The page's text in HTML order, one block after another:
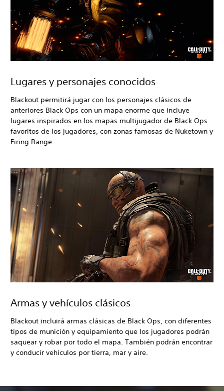
Lugares y personajes conocidos
Blackout permitirá jugar con los personajes clásicos de
anteriores Black Ops con un mapa enorme que incluye
lugares inspirados en los mapas multijugador de Black Ops
favoritos de los jugadores, con zonas famosas de Nuketown y
Firing Range.
Armas y vehículos clásicos
Blackout incluirá armas clásicas de Black Ops, con diferentes
tipos de munición y equipamiento que los jugadores podrán
saquear y robar por todo el mapa. También podrán encontrar
y conducir vehículos por tierra, mar y aire.